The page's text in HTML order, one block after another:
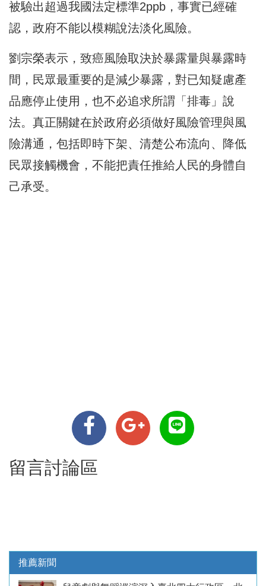
被驗出超過我國法定標準2ppb，事實已經確
認，政府不能以模糊說法淡化風險。
劉宗榮表示，致癌風險取決於暴露量與暴露時
間，民眾最重要的是減少暴露，對已知疑慮產
品應停止使用，也不必追求所謂「排毒」說
法。真正關鍵在於政府必須做好風險管理與風
險溝通，包括即時下架、清楚公布流向、降低
民眾接觸機會，不能把責任推給人民的身體自
己承受。
留言討論區
推薦新聞